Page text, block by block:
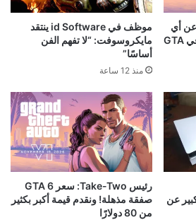
أي
شيء يتعلق بطور الأونلاين في GTA
موظف في id Software ينتقد
مايكروسوفت: “لا تفهم الفن
أساسًا”
منذ 12 ساعة
عن
رئيس Take-Two: سعر GTA 6
صفقة مذهلة! ونقدم قيمة أكبر بكثير
من 80 دولارًا